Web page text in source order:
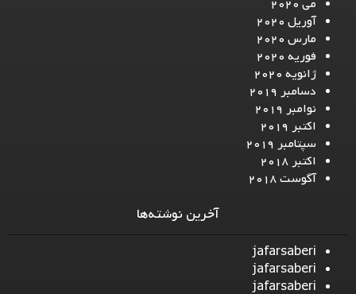
می 2020
آوریل 2020
مارس 2020
فوریه 2020
ژانویه 2020
دسامبر 2019
نوامبر 2019
اکتبر 2019
سپتامبر 2019
اکتبر 2018
آگوست 2018
آخرین نوشته‌ها
jafarsaberi
jafarsaberi
jafarsaberi